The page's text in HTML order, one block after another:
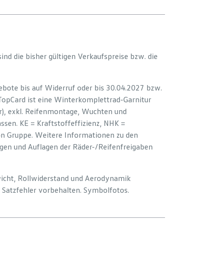
die bisher gültigen Verkaufspreise bzw. die
bis auf Widerruf oder bis 30.04.2027 bzw.
ist eine Winterkomplettrad-Garnitur
exkl. Reifenmontage, Wuchten und
KE = Kraftstoffeffizienz, NHK =
Gruppe. Weitere Informationen zu den
und Auflagen der Räder-/Reifenfreigaben
Rollwiderstand und Aerodynamik
Satzfehler vorbehalten. Symbolfotos.